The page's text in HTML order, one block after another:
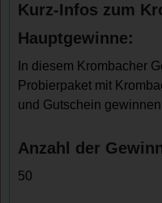
Kurz-Infos zum
Hauptgewinne:
In diesem Krombacher
Probierpaket mit
und Gutschein
Anzahl der
50